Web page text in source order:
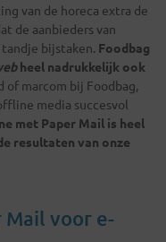
van de horeca extra de
de aanbieders van
bijstaken. Foodbag
heel nadrukkelijk ook
of marcom bij Foodbag,
media succesvol
met Paper Mail is heel
resultaten van onze
Mail voor e-